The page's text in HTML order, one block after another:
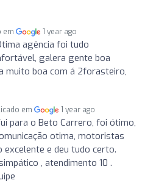
em 1 year ago
agência foi tudo
galera gente boa
muito boa com á 2forasteiro,
em 1 year ago
para o Beto Carrero, foi ótimo,
otima, motoristas
excelente e deu tudo certo.
, atendimento 10 .